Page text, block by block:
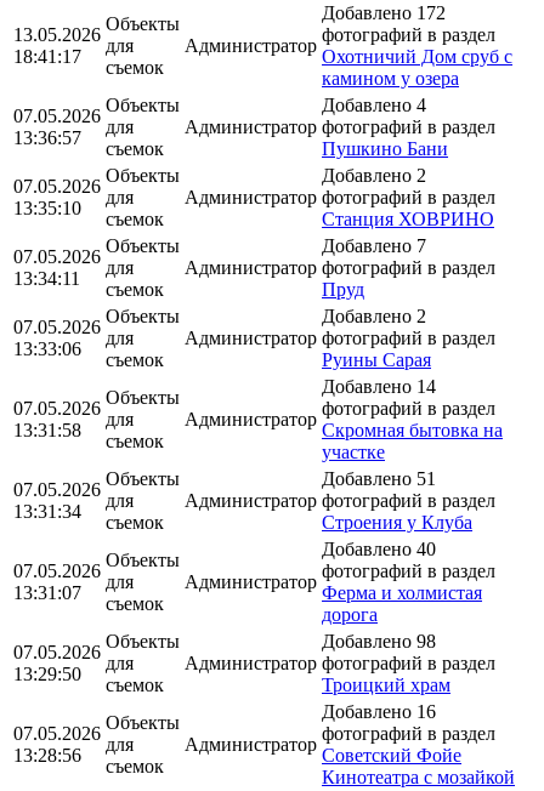
13.05.2026
18:41:17
Объекты
для
съемок
Администратор
Добавлено 172
фотографий в раздел
Охотничий Дом сруб с
камином у озера
07.05.2026
13:36:57
Объекты
для
съемок
Администратор
Добавлено 4
фотографий в раздел
Пушкино Бани
07.05.2026
13:35:10
Объекты
для
съемок
Администратор
Добавлено 2
фотографий в раздел
Станция ХОВРИНО
07.05.2026
13:34:11
Объекты
для
съемок
Администратор
Добавлено 7
фотографий в раздел
Пруд
07.05.2026
13:33:06
Объекты
для
съемок
Администратор
Добавлено 2
фотографий в раздел
Руины Сарая
07.05.2026
13:31:58
Объекты
для
съемок
Администратор
Добавлено 14
фотографий в раздел
Скромная бытовка на
участке
07.05.2026
13:31:34
Объекты
для
съемок
Администратор
Добавлено 51
фотографий в раздел
Строения у Клуба
07.05.2026
13:31:07
Объекты
для
съемок
Администратор
Добавлено 40
фотографий в раздел
Ферма и холмистая
дорога
07.05.2026
13:29:50
Объекты
для
съемок
Администратор
Добавлено 98
фотографий в раздел
Троицкий храм
07.05.2026
13:28:56
Объекты
для
съемок
Администратор
Добавлено 16
фотографий в раздел
Советский Фойе
Кинотеатра с мозайкой